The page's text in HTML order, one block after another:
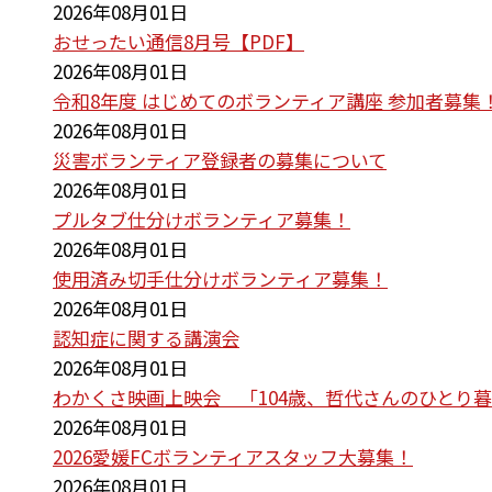
2026年08月01日
おせったい通信8月号【PDF】
2026年08月01日
令和8年度 はじめてのボランティア講座 参加者募集！
2026年08月01日
災害ボランティア登録者の募集について
2026年08月01日
プルタブ仕分けボランティア募集！
2026年08月01日
使用済み切手仕分けボランティア募集！
2026年08月01日
認知症に関する講演会
2026年08月01日
わかくさ映画上映会 「104歳、哲代さんのひとり暮
2026年08月01日
2026愛媛FCボランティアスタッフ大募集！
2026年08月01日